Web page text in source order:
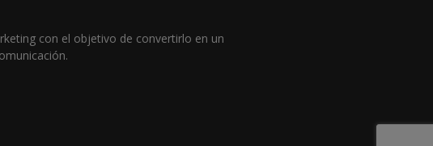
con el objetivo de convertirlo en un